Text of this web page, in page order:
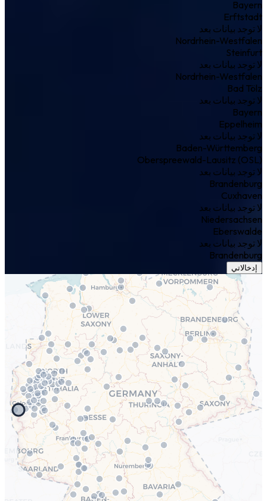
Bayern
Erftstadt
لا توجد بيانات بعد
Nordrhein-Westfalen
Steinfurt
لا توجد بيانات بعد
Nordrhein-Westfalen
Bad Tölz
لا توجد بيانات بعد
Bayern
Eppelheim
لا توجد بيانات بعد
Baden-Württemberg
Oberspreewald-Lausitz (OSL)
لا توجد بيانات بعد
Brandenburg
Cuxhaven
لا توجد بيانات بعد
Niedersachsen
Eberswalde
لا توجد بيانات بعد
Brandenburg
إدخالاتي